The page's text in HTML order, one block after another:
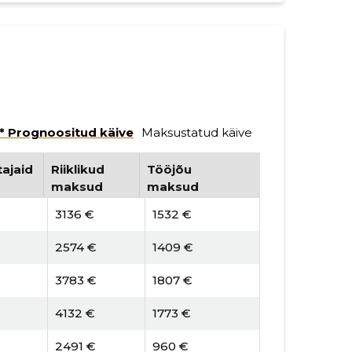
Prognoositud käive Maksustatud käive
Riiklikud
maksud
Tööjõu
maksud
3136 €
1532 €
2574 € 1409 €
3783 € 1807 €
4132 € 1773 €
2491 € 960 €